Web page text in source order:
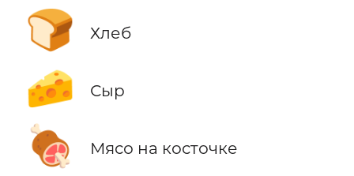
🍞 Хлеб
🧀 Сыр
🍖 Мясо на косточке